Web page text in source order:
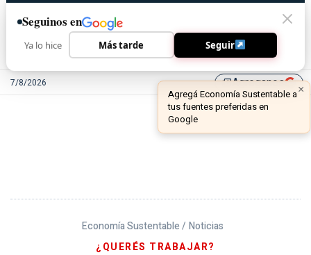
7/8/2026 library_addAgreganos
Economía Sustentable / Noticias
¿QUERÉS TRABAJAR?
Seguinos en
Ya lo hice Más tarde Seguir